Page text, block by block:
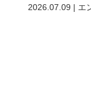
2026.07.09 | エ